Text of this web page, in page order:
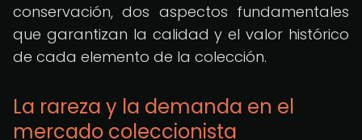
conservación, dos aspectos fundamentales
que garantizan la calidad y el valor histórico
de cada elemento de la colección.
La rareza y la demanda en el
mercado coleccionista